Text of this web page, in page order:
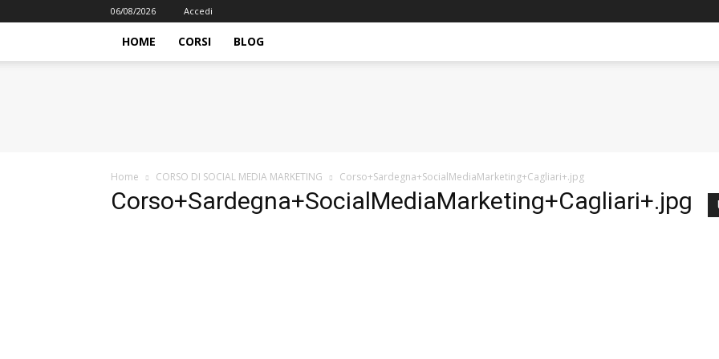
06/08/2026 Accedi
HOME CORSI BLOG
Home CORSO DI SOCIAL MEDIA MARKETING Corso+Sardegna+SocialMediaMarketing+Cagliari+.jpg
Corso+Sardegna+SocialMediaMarketing+Cagliari+.jpg